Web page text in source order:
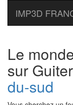
IMP3D
Le
sur
du-sud